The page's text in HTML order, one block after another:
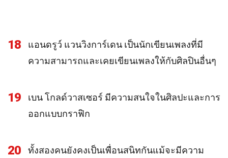
18
แอนดรูว์ แวนวิงการ์เดน เป็นนักเขียนเพลงที่มี
ความสามารถและเคยเขียนเพลงให้กับศิลปินอื่นๆ
19
เบน โกลด์วาสเซอร์ มีความสนใจในศิลปะและการ
ออกแบบกราฟิก
20
ทั้งสองคนยังคงเป็นเพื่อนสนิทกันแม้จะมีความ